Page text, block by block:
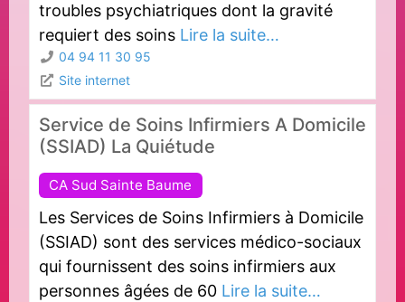
troubles psychiatriques dont la gravité
requiert des soins Lire la suite…
04 94 11 30 95
Site internet
Service de Soins Infirmiers A Domicile
(SSIAD) La Quiétude
CA Sud Sainte Baume
Les Services de Soins Infirmiers à Domicile
(SSIAD) sont des services médico-sociaux
qui fournissent des soins infirmiers aux
personnes âgées de 60 Lire la suite…